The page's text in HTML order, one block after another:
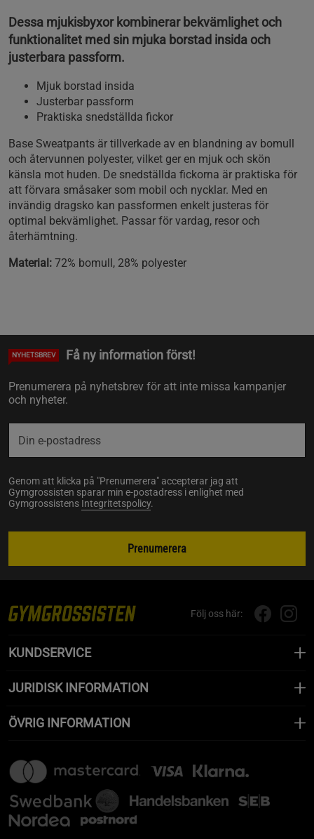
Dessa mjukisbyxor kombinerar bekvämlighet och
funktionalitet med sin mjuka borstad insida och
justerbara passform.
Mjuk borstad insida
Justerbar passform
Praktiska snedställda fickor
Base Sweatpants är tillverkade av en blandning av bomull
och återvunnen polyester, vilket ger en mjuk och skön
känsla mot huden. De snedställda fickorna är praktiska för
att förvara småsaker som mobil och nycklar. Med en
invändig dragsko kan passformen enkelt justeras för
optimal bekvämlighet. Passar för vardag, resor och
återhämtning.
Material: 72% bomull, 28% polyester
NYHETSBREV Få ny information först!
Prenumerera på nyhetsbrev för att inte missa kampanjer
och nyheter.
Genom att klicka på "Prenumerera" accepterar jag att
Gymgrossisten sparar min e-postadress i enlighet med
Gymgrossistens Integritetspolicy.
Prenumerera
Följ oss här:
KUNDSERVICE
JURIDISK INFORMATION
ÖVRIG INFORMATION